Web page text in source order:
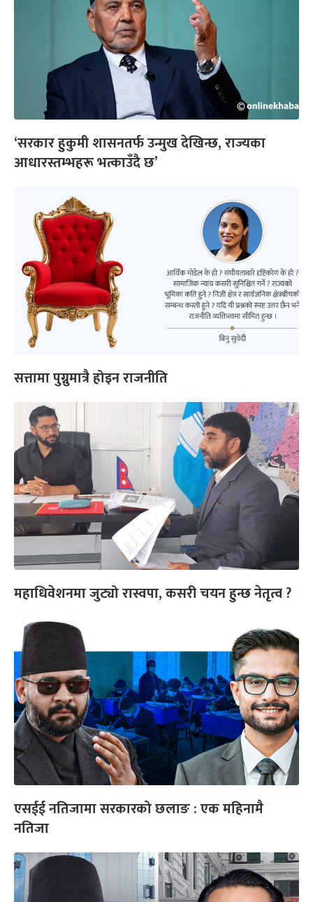
‘सरकार हुकुमी शासनतर्फ उन्मुख देखिन्छ, राज्यका
आधारस्तम्भहरू भत्काउँदै छ’
सत्तामा पुग्नुमात्रै होइन राजनीति
महाधिवेशनमा जुट्यो रास्वपा, कसरी चयन हुन्छ नेतृत्व ?
एसईई नतिजामा सरकारको छलाङ : एक महिनामै
नतिजा